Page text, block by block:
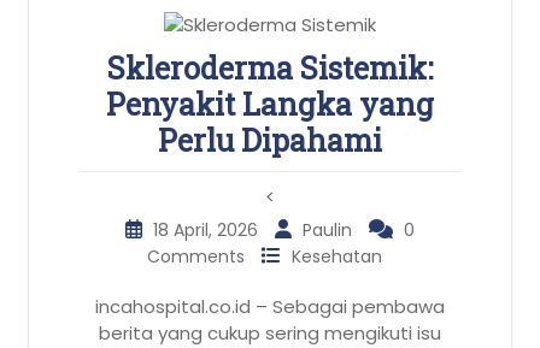
Skleroderma Sistemik:
Penyakit Langka yang
Perlu Dipahami
<
18 April, 2026 Paulin
0
Comments
Kesehatan
incahospital.co.id – Sebagai pembawa
berita yang cukup sering mengikuti isu